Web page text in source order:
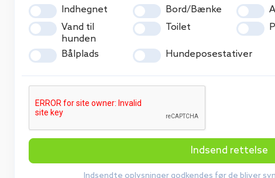
Indhegnet
Bord/Bænke
Vand til
hunden
Toilet
Bålplads
Hundeposestativer
Indsend rettelse
Indsendte oplysninger godkendes før de bliver